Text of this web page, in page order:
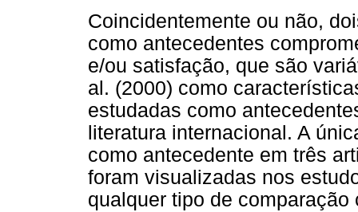
Coincidentemente ou não,
como antecedentes
e/ou satisfação, que são
al. (2000) como
estudadas como
literatura internacional. A
como antecedente em três
foram visualizadas nos
qualquer tipo de